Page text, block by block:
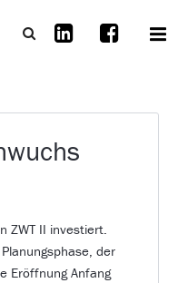
ZWT II investiert.
der
Eröffnung Anfang